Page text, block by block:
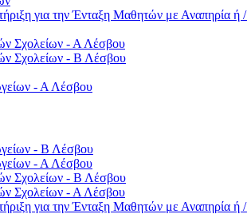
για την Ένταξη Μαθητών με Αναπηρία ή /
Σχολείων - Α Λέσβου
Σχολείων - Β Λέσβου
- Α Λέσβου
- Β Λέσβου
- Α Λέσβου
Σχολείων - Β Λέσβου
Σχολείων - Α Λέσβου
για την Ένταξη Μαθητών με Αναπηρία ή /